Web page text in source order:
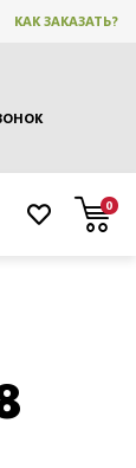
КАК ЗАКАЗАТЬ?
0